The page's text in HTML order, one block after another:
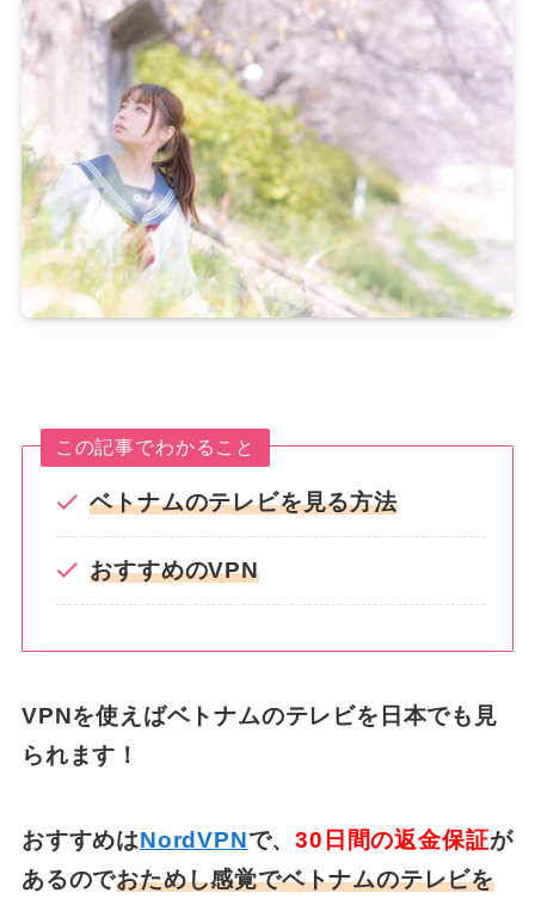
この記事でわかること
ベトナムのテレビを見る方法
おすすめのVPN
VPNを使えばベトナムのテレビを日本でも見
られます！
おすすめはNordVPNで、30日間の返金保証が
あるのでおためし感覚でベトナムのテレビを